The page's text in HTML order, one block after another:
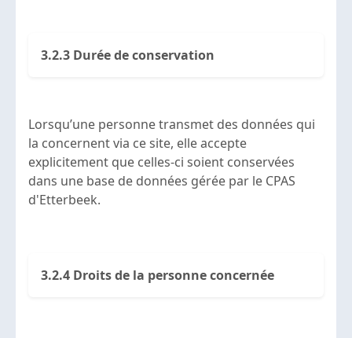
3.2.3 Durée de conservation
Lorsqu’une personne transmet des données qui
la concernent via ce site, elle accepte
explicitement que celles-ci soient conservées
dans une base de données gérée par le CPAS
d'Etterbeek.
3.2.4 Droits de la personne concernée